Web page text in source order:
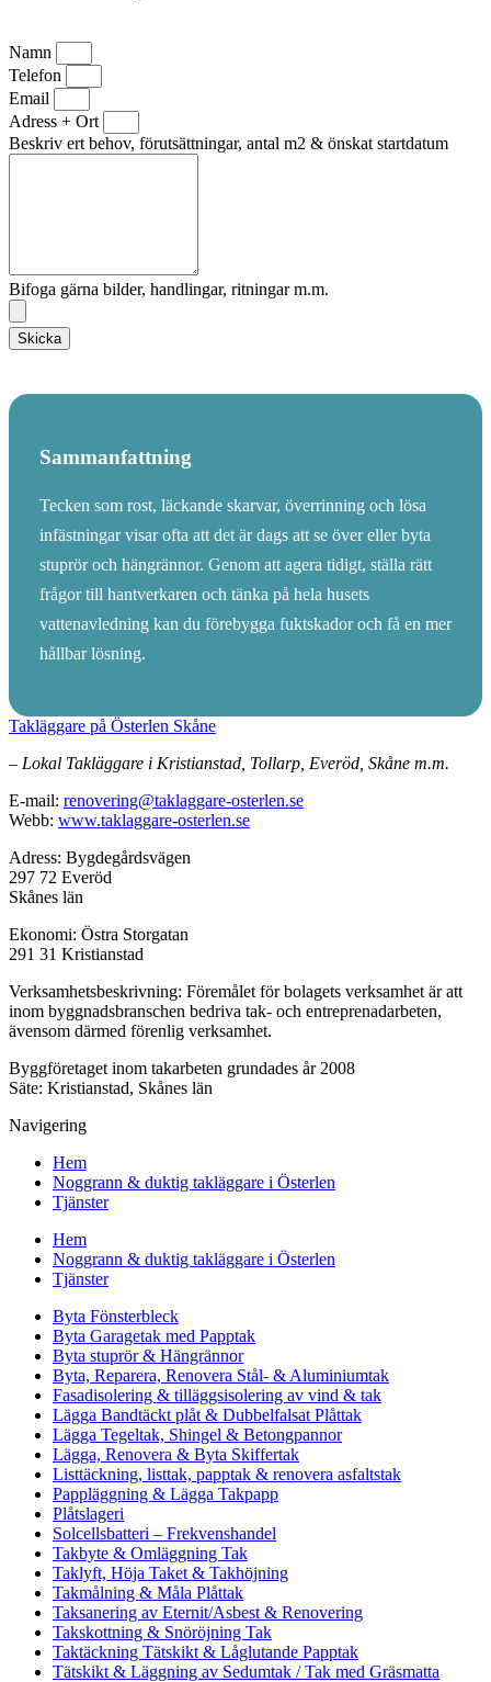
Namn
Telefon
Email
Adress + Ort
Beskriv ert behov, förutsättningar, antal m2 & önskat startdatum
Bifoga gärna bilder, handlingar, ritningar m.m.
Skicka
Sammanfattning
Tecken som rost, läckande skarvar, överrinning och lösa
infästningar visar ofta att det är dags att se över eller byta
stuprör och hängrännor. Genom att agera tidigt, ställa rätt
frågor till hantverkaren och tänka på hela husets
vattenavledning kan du förebygga fuktskador och få en mer
hållbar lösning.
Takläggare på Österlen Skåne
– Lokal Takläggare i Kristianstad, Tollarp, Everöd, Skåne m.m.
E-mail: renovering@taklaggare-osterlen.se
Webb: www.taklaggare-osterlen.se
Adress: Bygdegårdsvägen
297 72 Everöd
Skånes län
Ekonomi: Östra Storgatan
291 31 Kristianstad
Verksamhetsbeskrivning: Föremålet för bolagets verksamhet är att
inom byggnadsbranschen bedriva tak- och entreprenadarbeten,
ävensom därmed förenlig verksamhet.
Byggföretaget inom takarbeten grundades år 2008
Säte: Kristianstad, Skånes län
Navigering
Hem
Noggrann & duktig takläggare i Österlen
Tjänster
Hem
Noggrann & duktig takläggare i Österlen
Tjänster
Byta Fönsterbleck
Byta Garagetak med Papptak
Byta stuprör & Hängrännor
Byta, Reparera, Renovera Stål- & Aluminiumtak
Fasadisolering & tilläggsisolering av vind & tak
Lägga Bandtäckt plåt & Dubbelfalsat Plåttak
Lägga Tegeltak, Shingel & Betongpannor
Lägga, Renovera & Byta Skiffertak
Listtäckning, listtak, papptak & renovera asfaltstak
Pappläggning & Lägga Takpapp
Plåtslageri
Solcellsbatteri – Frekvenshandel
Takbyte & Omläggning Tak
Taklyft, Höja Taket & Takhöjning
Takmålning & Måla Plåttak
Taksanering av Eternit/Asbest & Renovering
Takskottning & Snöröjning Tak
Taktäckning Tätskikt & Låglutande Papptak
Tätskikt & Läggning av Sedumtak / Tak med Gräsmatta